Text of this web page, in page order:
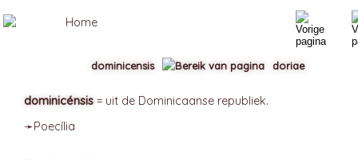
dominicénsis = uit de Dominicaanse republiek.
➛Poecília
dominicensis doriae